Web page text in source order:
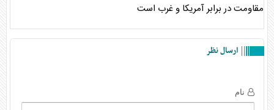
مقاومت در برابر آمریکا و غرب است
ارسال نظر
نام